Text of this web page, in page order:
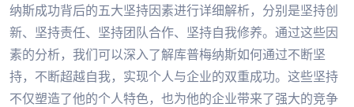
纳斯成功背后的五大坚持因素进行详细解析，分别是坚持创
新、坚持责任、坚持团队合作、坚持自我修养。通过这些因
素的分析，我们可以深入了解库普梅纳斯如何通过不断坚
持，不断超越自我，实现个人与企业的双重成功。这些坚持
不仅塑造了他的个人特色，也为他的企业带来了强大的竞争